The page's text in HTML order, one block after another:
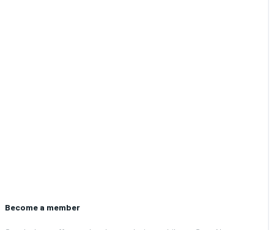
Become a member